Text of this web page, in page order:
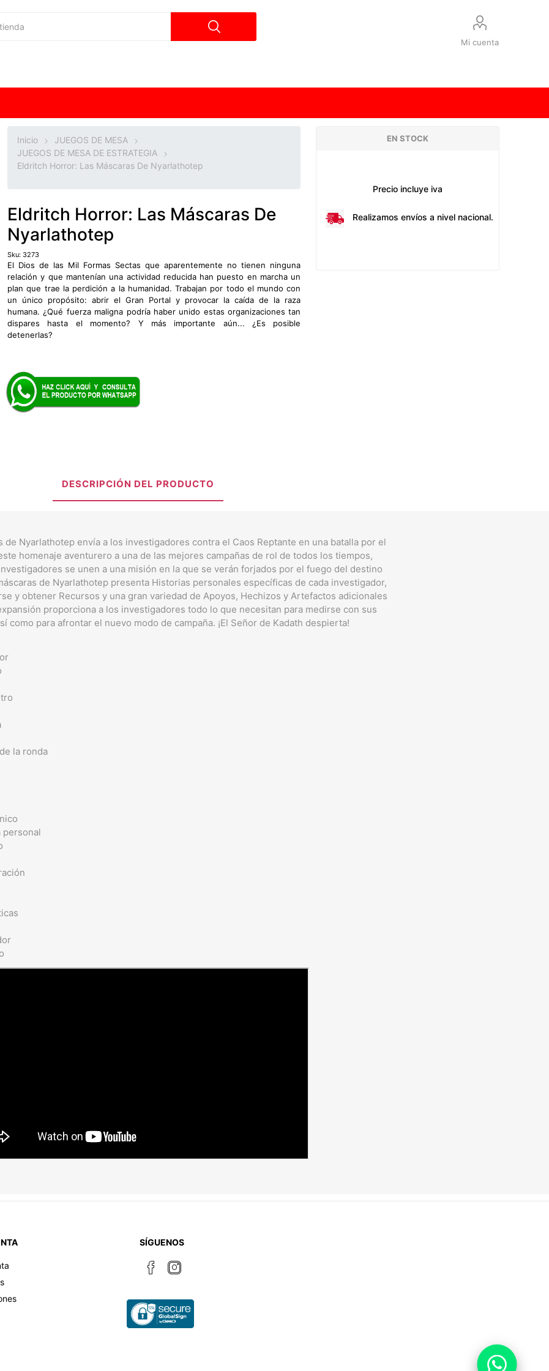
Mi cuenta
Inicio
JUEGOS DE MESA
JUEGOS DE MESA DE ESTRATEGIA
Eldritch Horror: Las Máscaras De Nyarlathotep
Eldritch Horror: Las Máscaras De
Nyarlathotep
Sku: 3273
El Dios de las Mil Formas Sectas que aparentemente no tienen ninguna
relación y que mantenían una actividad reducida han puesto en marcha un
plan que trae la perdición a la humanidad. Trabajan por todo el mundo con
un único propósito: abrir el Gran Portal y provocar la caída de la raza
humana. ¿Qué fuerza maligna podría haber unido estas organizaciones tan
dispares hasta el momento? Y más importante aún... ¿Es posible
detenerlas?
EN STOCK
Precio incluye iva
Realizamos envíos a nivel nacional.
DESCRIPCIÓN DEL PRODUCTO
de Nyarlathotep envía a los investigadores contra el Caos Reptante en una batalla por el
homenaje aventurero a una de las mejores campañas de rol de todos los tiempos,
se unen a una misión en la que se verán forjados por el fuego del destino
de Nyarlathotep presenta Historias personales específicas de cada investigador,
y obtener Recursos y una gran variedad de Apoyos, Hechizos y Artefactos adicionales
proporciona a los investigadores todo lo que necesitan para medirse con sus
como para afrontar el nuevo modo de campaña. ¡El Señor de Kadath despierta!
la ronda
personal
SÍGUENOS